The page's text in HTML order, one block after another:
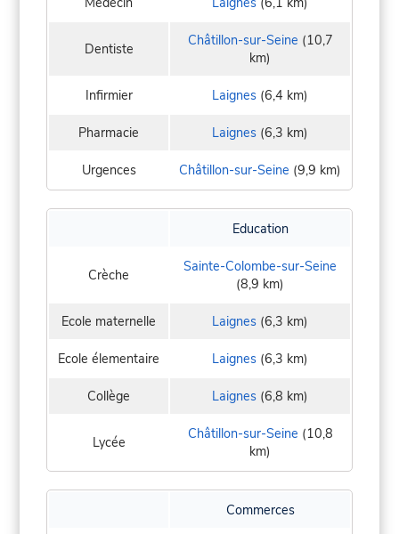
Dentiste Châtillon-sur-Seine (10,7
km)
Infirmier Laignes (6,4 km)
Pharmacie Laignes (6,3 km)
Urgences Châtillon-sur-Seine (9,9 km)
Education
Crèche
Sainte-Colombe-sur-Seine
(8,9 km)
Ecole maternelle Laignes (6,3 km)
Ecole élementaire Laignes (6,3 km)
Collège Laignes (6,8 km)
Lycée Châtillon-sur-Seine (10,8
km)
Commerces